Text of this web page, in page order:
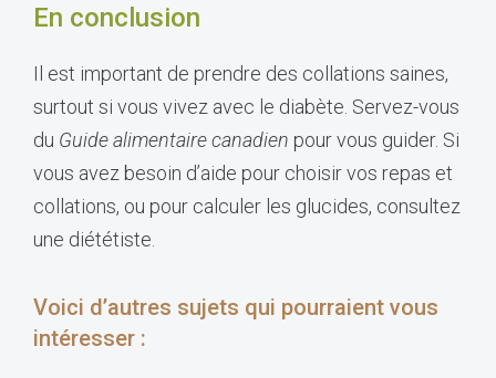
En conclusion
Il est important de prendre des collations saines,
surtout si vous vivez avec le diabète. Servez-vous
du Guide alimentaire canadien pour vous guider. Si
vous avez besoin d’aide pour choisir vos repas et
collations, ou pour calculer les glucides, consultez
une diététiste.
Voici d’autres sujets qui pourraient vous
intéresser :